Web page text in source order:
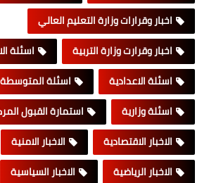
اخبار وقرارات وزارة التعليم العالي
اخبار وقرارت وزارة التربية
اسئلة
اسئلة الاعدادية
اسئلة المتوسطة
اسئلة وزارية
استمارة القبول
الاخبار الاقتصادية
الاخبار الامنية
الاخبار الرياضية
الاخبار السياسية